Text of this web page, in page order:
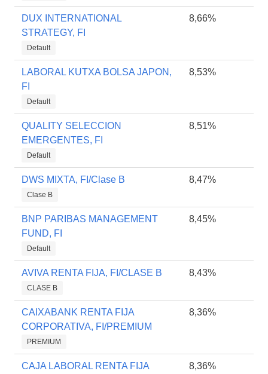
DUX INTERNATIONAL
STRATEGY, FI
Default
8,66%
LABORAL KUTXA BOLSA JAPON,
FI
Default
8,53%
QUALITY SELECCION
EMERGENTES, FI
Default
8,51%
DWS MIXTA, FI/Clase B
Clase B
8,47%
BNP PARIBAS MANAGEMENT
FUND, FI
Default
8,45%
AVIVA RENTA FIJA, FI/CLASE B
CLASE B
8,43%
CAIXABANK RENTA FIJA
CORPORATIVA, FI/PREMIUM
PREMIUM
8,36%
CAJA LABORAL RENTA FIJA
8,36%